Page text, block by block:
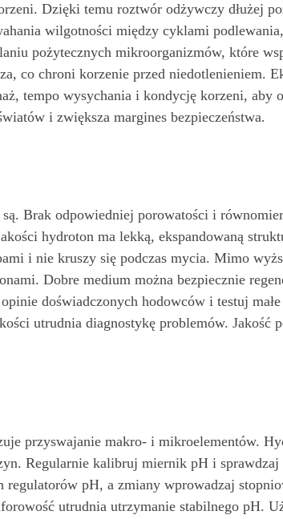
Dzięki temu roztwór odżywczy dłużej
wilgotności między cyklami
pożytecznych mikroorganizmów, które
co chroni korzenie przed niedotlenieniem.
tempo wysychania i kondycję korzeni, aby
i zwiększa margines bezpieczeństwa.
Brak odpowiedniej porowatości i
hydroton ma lekką, ekspandowaną
i nie kruszy się podczas mycia. Mimo
Dobre medium można bezpiecznie
doświadczonych hodowców i testuj
utrudnia diagnostykę problemów. Jakość
przyswajanie makro- i mikroelementów.
Regularnie kalibruj miernik pH i sprawdzaj
regulatorów pH, a zmiany wprowadzaj
utrudnia utrzymanie stabilnego pH.